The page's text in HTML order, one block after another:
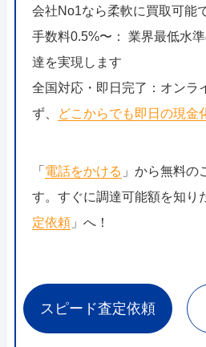
会社No1なら柔軟に買取可能
手数料0.5%〜： 業界最低水
達を実現します
全国対応・即日完了：オンラ
ず、
どこからでも即日の現金
「 電話をかける 」から無料の
す。すぐに調達可能額を知り
定依頼」へ！
スピード査定依頼